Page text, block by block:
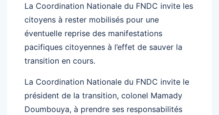
La Coordination Nationale du FNDC invite les
citoyens à rester mobilisés pour une
éventuelle reprise des manifestations
pacifiques citoyennes à l’effet de sauver la
transition en cours.
La Coordination Nationale du FNDC invite le
président de la transition, colonel Mamady
Doumbouya, à prendre ses responsabilités